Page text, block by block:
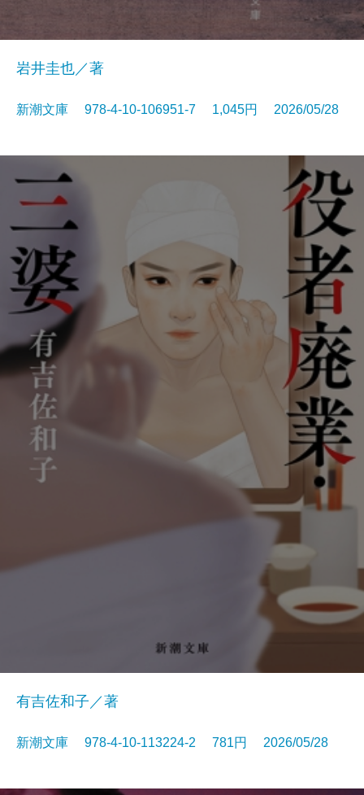
岩井圭也／著
新潮文庫 978-4-10-106951-7 1,045円 2026/05/28
有吉佐和子／著
新潮文庫 978-4-10-113224-2 781円 2026/05/28